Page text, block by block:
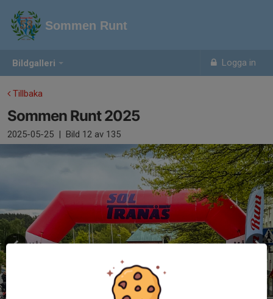
Bildgalleri Logga in
Sommen Runt
Tillbaka
Sommen Runt 2025
2025-05-25 | Bild 12 av 135